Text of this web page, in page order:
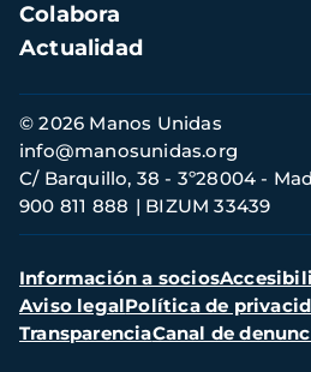
Colabora
Actualidad
Información
de
contacto
© 2026 Manos Unidas
C/ Barquillo, 38 - 3º28004 -
900 811 888
BIZUM 33439
info@manosunidas.org
Menú
secundario
Información a socios
Aviso legalPolítica de
TransparenciaCanal de